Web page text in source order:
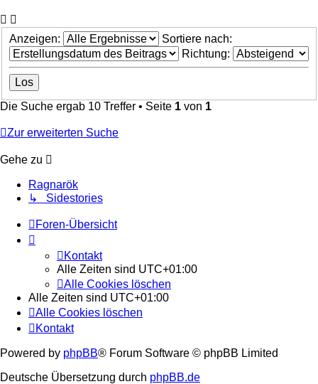
Anzeigen:
Sortiere nach:
Richtung:
Die Suche ergab 10 Treffer • Seite 1 von 1
Zur erweiterten Suche
Gehe zu
Ragnarök
↳ Sidestories
Foren-Übersicht
Kontakt
Alle Zeiten sind UTC+01:00
Alle Cookies löschen
Alle Zeiten sind UTC+01:00
Alle Cookies löschen
Kontakt
Powered by phpBB® Forum Software © phpBB Limited
Deutsche Übersetzung durch phpBB.de